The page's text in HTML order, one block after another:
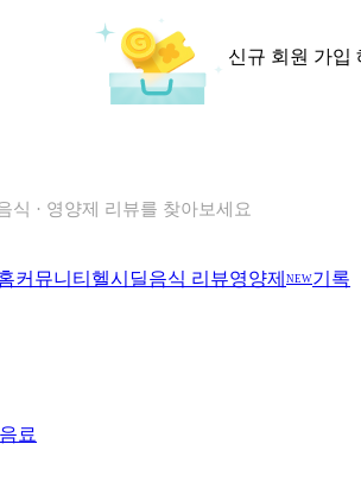
신규 회원 가입
로리와 영양성분을 검색해보세요
커뮤니티 헬시딜음식 리뷰영양제 NEW기록
료